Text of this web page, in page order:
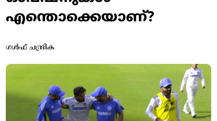
എന്തൊക്കെയാണ്?
ഗൾഫ് ചന്ദ്രിക